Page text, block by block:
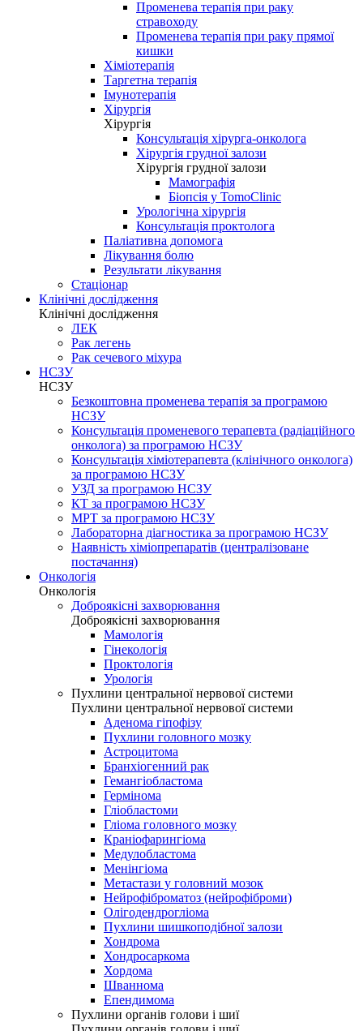
Променева терапія при раку
стравоходу
Променева терапія при раку прямої
кишки
Хіміотерапія
Таргетна терапія
Імунотерапія
Хірургія
Хірургія
Консультація хірурга-онколога
Хірургія грудної залози
Хірургія грудної залози
Мамографія
Біопсія у TomoClinic
Урологічна хірургія
Консультація проктолога
Паліативна допомога
Лікування болю
Результати лікування
Стаціонар
Клінічні дослідження
Клінічні дослідження
ЛЕК
Рак легень
Рак сечевого міхура
НСЗУ
НСЗУ
Безкоштовна променева терапія за програмою
НСЗУ
Консультація променевого терапевта (радіаційного
онколога) за програмою НСЗУ
Консультація хіміотерапевта (клінічного онколога)
за програмою НСЗУ
УЗД за програмою НСЗУ
КТ за програмою НСЗУ
МРТ за програмою НСЗУ
Лабораторна діагностика за програмою НСЗУ
Наявність хіміопрепаратів (централізоване
постачання)
Онкологія
Онкологія
Доброякісні захворювання
Доброякісні захворювання
Мамологія
Гінекологія
Проктологія
Урологія
Пухлини центральної нервової системи
Пухлини центральної нервової системи
Аденома гіпофізу
Пухлини головного мозку
Астроцитома
Бранхіогенний рак
Гемангіобластома
Гермінома
Гліобластоми
Гліома головного мозку
Краніофарингіома
Медулобластома
Менінгіома
Метастази у головний мозок
Нейрофіброматоз (нейрофіброми)
Олігодендрогліома
Пухлини шишкоподібної залози
Хондрома
Хондросаркома
Хордома
Шваннома
Епендимома
Пухлини органів голови і шиї